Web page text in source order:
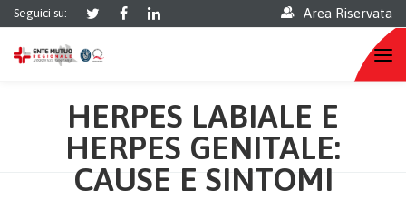
Seguici su: Area Riservata
HERPES LABIALE E
HERPES GENITALE:
CAUSE E SINTOMI